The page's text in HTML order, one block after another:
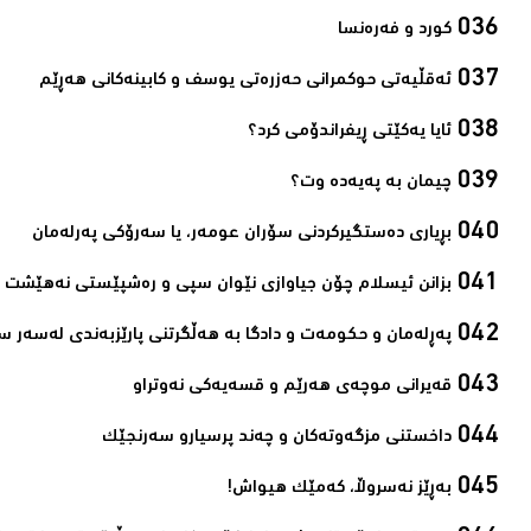
کورد و فەرەنسا‌
ئەقڵیەتی حوکمرانی حەزرەتی یوسف و کابینەکانی ھەڕێم‌
ئایا یەكێتی ڕیفراندۆمی كرد؟‌
چیمان به‌ پەیەدە وت؟‌
بڕیاری دەستگیرکردنی سۆران عومەر، یا سەرۆکی پەرلەمان‌
بزانن ئیسلام چۆن جیاوازی نێوان سپی و رەشپێستی نەھێشت‌
پەڕلەمان و حکومەت و دادگا بە ھەڵگرتنی پارێزبەندی لەسەر
قەیرانی موچەی ھەرێم و قسەیەکی نەوتراو‌
داخستنی مزگەوتەکان و چەند پرسیارو سەرنجێک‌
بەڕێز نەسروڵا، کەمێك ھیواش!‌